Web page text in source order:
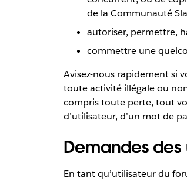
de la Communauté
autoriser, permettre,
commettre une
Avisez-nous rapidement si
toute activité illégale ou
compris toute perte, tout
d’utilisateur, d’un mot de
Demandes
En tant qu’utilisateur du